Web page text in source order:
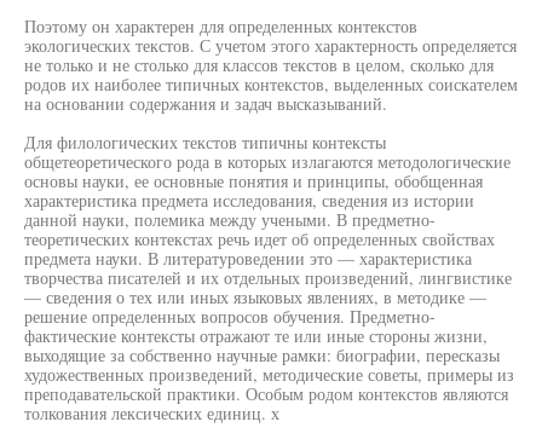
Поэтому он характерен для определенных контекстов
экологических текстов. С учетом этого характерность определяется
не только и не столько для классов текстов в целом, сколько для
родов их наиболее типичных контекстов, выделенных соискателем
на основании содержания и задач высказываний.
Для филологических текстов типичны контексты
общетеоретического рода в которых излагаются методологические
основы науки, ее основные понятия и принципы, обобщенная
характеристика предмета исследования, сведения из истории
данной науки, полемика между учеными. В предметно-
теоретических контекстах речь идет об определенных свойствах
предмета науки. В литературоведении это — характеристика
творчества писателей и их отдельных произведений, лингвистике
— сведения о тех или иных языковых явлениях, в методике —
решение определенных вопросов обучения. Предметно-
фактические контексты отражают те или иные стороны жизни,
выходящие за собственно научные рамки: биографии, пересказы
художественных произведений, методические советы, примеры из
преподавательской практики. Особым родом контекстов являются
толкования лексических единиц. х